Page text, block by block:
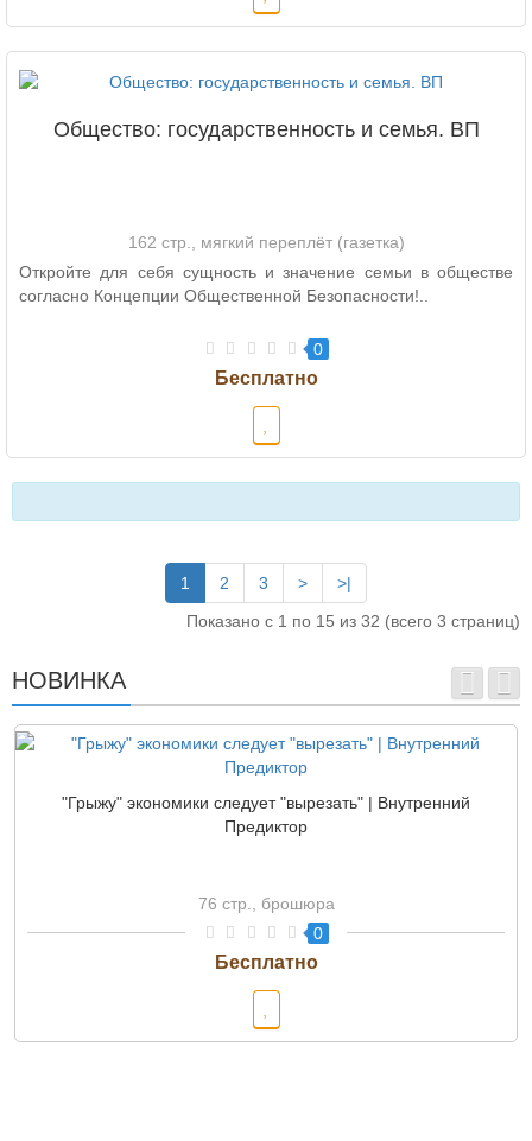
Общество: государственность и семья. ВП
162 стр., мягкий переплёт (газетка)
Откройте для себя сущность и значение семьи в обществе
согласно Концепции Общественной Безопасности!..
0
1 2 3 >
>|
Показано с 1 по 15 из 32 (всего 3 страниц)
НОВИНКА
"Грыжу" экономики следует "вырезать" | Внутренний
Предиктор
76 стр., брошюра
0